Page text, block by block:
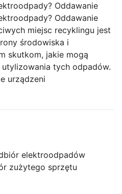
Oddawanie
Oddawanie
miejsc recyklingu jest
środowiska i
skutkom, jakie mogą
tych odpadów.
urządzeni
elektroodpadów
zużytego sprzętu